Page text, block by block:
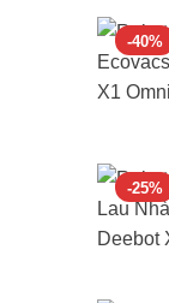
-40%
-25%